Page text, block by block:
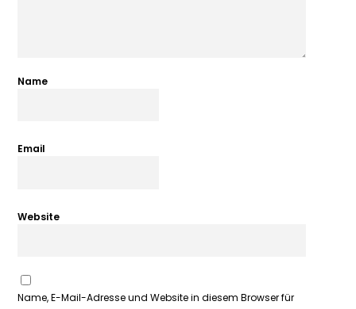
Name
Email
Website
Name, E-Mail-Adresse und Website in diesem Browser für